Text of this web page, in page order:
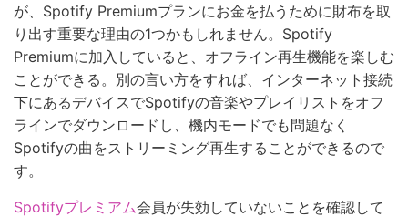
が、Spotify Premiumプランにお金を払うために財布を取
り出す重要な理由の1つかもしれません。Spotify
Premiumに加入していると、オフライン再生機能を楽しむ
ことができる。別の言い方をすれば、インターネット接続
下にあるデバイスでSpotifyの音楽やプレイリストをオフ
ラインでダウンロードし、機内モードでも問題なく
Spotifyの曲をストリーミング再生することができるので
す。
Spotifyプレミアム会員が失効していないことを確認して